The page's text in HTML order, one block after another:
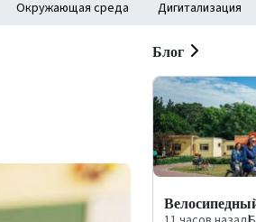
Окружающая среда Дигитализация
Блог